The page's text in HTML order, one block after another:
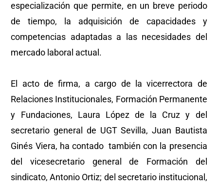
especialización que permite, en un breve periodo
de tiempo, la adquisición de capacidades y
competencias adaptadas a las necesidades del
mercado laboral actual.
El acto de firma, a cargo de la vicerrectora de
Relaciones Institucionales, Formación Permanente
y Fundaciones, Laura López de la Cruz y del
secretario general de UGT Sevilla, Juan Bautista
Ginés Viera, ha contado también con la presencia
del vicesecretario general de Formación del
sindicato, Antonio Ortiz; del secretario institucional,